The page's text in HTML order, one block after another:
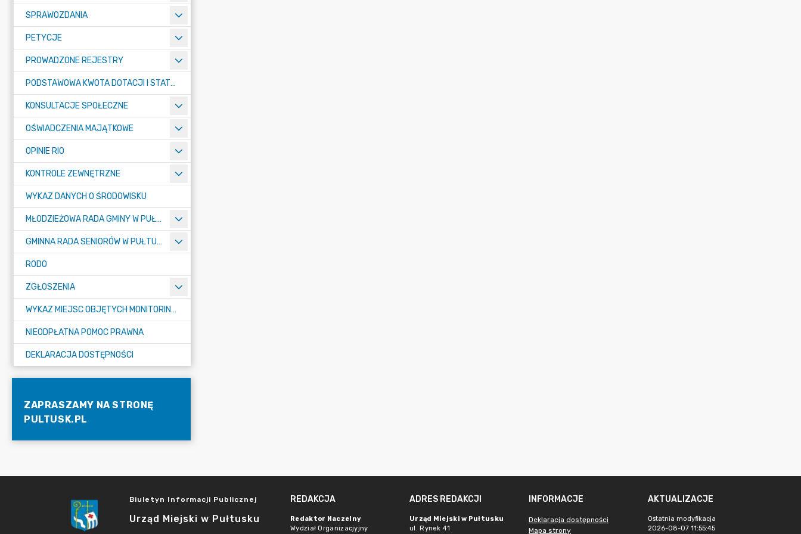
SPRAWOZDANIA
PETYCJE
PROWADZONE REJESTRY
PODSTAWOWA KWOTA DOTACJI I STATYSTYCZNA LICZBA UCZNIÓW
KONSULTACJE SPOŁECZNE
OŚWIADCZENIA MAJĄTKOWE
OPINIE RIO
KONTROLE ZEWNĘTRZNE
WYKAZ DANYCH O ŚRODOWISKU
MŁODZIEŻOWA RADA GMINY W PUŁTUSKU
GMINNA RADA SENIORÓW W PUŁTUSKU
RODO
ZGŁOSZENIA
WYKAZ MIEJSC OBJĘTYCH MONITORINGIEM
NIEODPŁATNA POMOC PRAWNA
DEKLARACJA DOSTĘPNOŚCI
ZAPRASZAMY NA STRONĘ
PULTUSK.PL
Biuletyn Informacji Publicznej
Urząd Miejski w Pułtusku
REDAKCJA
Redaktor Naczelny
Wydział Organizacjyjny
ADRES REDAKCJI
Urząd Miejski w Pułtusku
ul. Rynek 41
INFORMACJE
Deklaracja dostępności
Mapa strony
AKTUALIZACJE
Ostatnia modyfikacja
2026-08-07 11:55:45